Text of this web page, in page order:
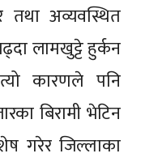
तथा अव्यवस्थित
लामखुट्टे हुर्कन
कारणले पनि
बिरामी भेटिन
गरेर जिल्लाका